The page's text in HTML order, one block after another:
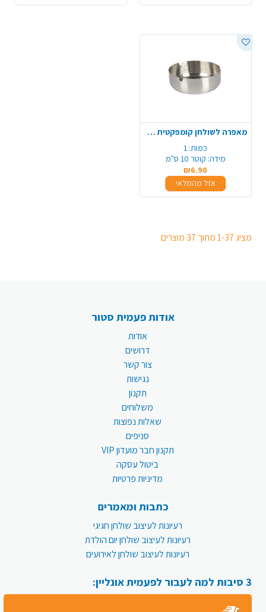
מאפרה לשולחן קומפקטית מנירוסטה
כמות: 1
מידה: קוטר 10 ס"מ
₪6.90
אזל מהמלאי
מציג 1-37 מתוך 37 מוצרים
אודות פעמית סטור
אודות
דרושים
צור קשר
נגישות
תקנון
משלוחים
שאלות נפוצות
סניפים
תקנון חבר מועדון VIP
ביטול עסקה
מדיניות פרטיות
כתבות ומאמרים
רעיונות לעיצוב שולחן חגיגי
רעיונות לעיצוב שולחן יום הולדת
רעיונות לעיצוב שולחן לאירועים
3 סיבות למה לעבור לפעמית אונליין: